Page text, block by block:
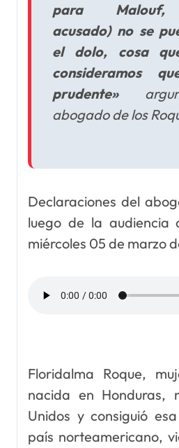
para Malouf,
acusado) no se
el dolo, cosa
consideramos
prudente»
abogado de los
Declaraciones del
luego de la audiencia
miércoles 05 de marzo
Floridalma Roque,
nacida en Honduras,
Unidos y consiguió
país norteamericano,